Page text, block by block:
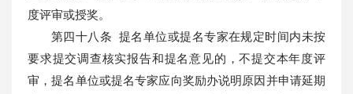
度评审或授奖。
第四十八条 提名单位或提名专家在规定时间内未按
要求提交调查核实报告和提名意见的，不提交本年度评
审，提名单位或提名专家应向奖励办说明原因并申请延期